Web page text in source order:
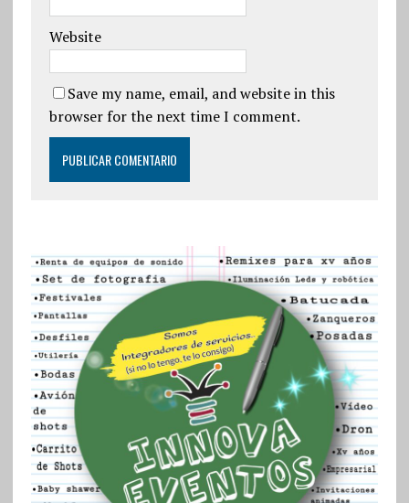
Website
Save my name, email, and website in this
browser for the next time I comment.